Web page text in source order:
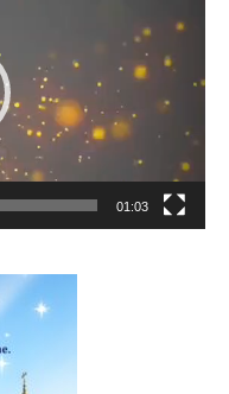
01:03